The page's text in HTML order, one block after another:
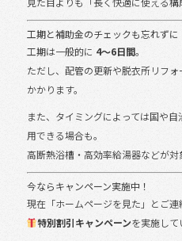
工期と補助金のチェックも忘れずに
工期は一般的に 4〜6日間。
ただし、配管の更新や脱衣所リフ
かかります。
また、タイミングによっては国や自
用できる場合も。
高断熱浴槽・高効率給湯器などが対
今ならキャンペーン実施中！
現在「ホームページを見た」とご連
特別割引キャンペーンを実施して